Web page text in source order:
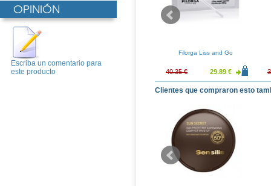
OPINIÓN
Escriba un comentario para
este producto
30ml
48.97 €
Filorga Liss and Go
40.35 € 29.89 €
Clientes que compraron esto